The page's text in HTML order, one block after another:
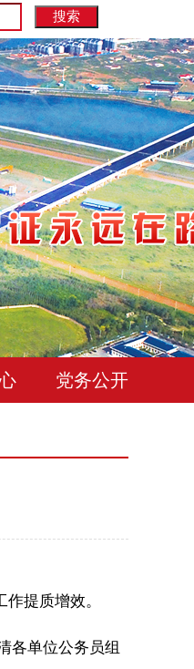
党务公开
提质增效。
各单位公务员组